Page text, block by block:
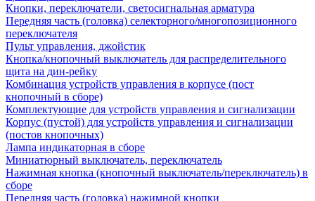
Кнопки, переключатели, светосигнальная арматура
Передняя часть (головка) селекторного/многопозиционного
переключателя
Пульт управления, джойстик
Кнопка/кнопочный выключатель для распределительного
щита на дин-рейку
Комбинация устройств управления в корпусе (пост
кнопочный в сборе)
Комплектующие для устройств управления и сигнализации
Корпус (пустой) для устройств управления и сигнализации
(постов кнопочных)
Лампа индикаторная в сборе
Миниатюрный выключатель, переключатель
Нажимная кнопка (кнопочный выключатель/переключатель) в
сборе
Передняя часть (головка) нажимной кнопки